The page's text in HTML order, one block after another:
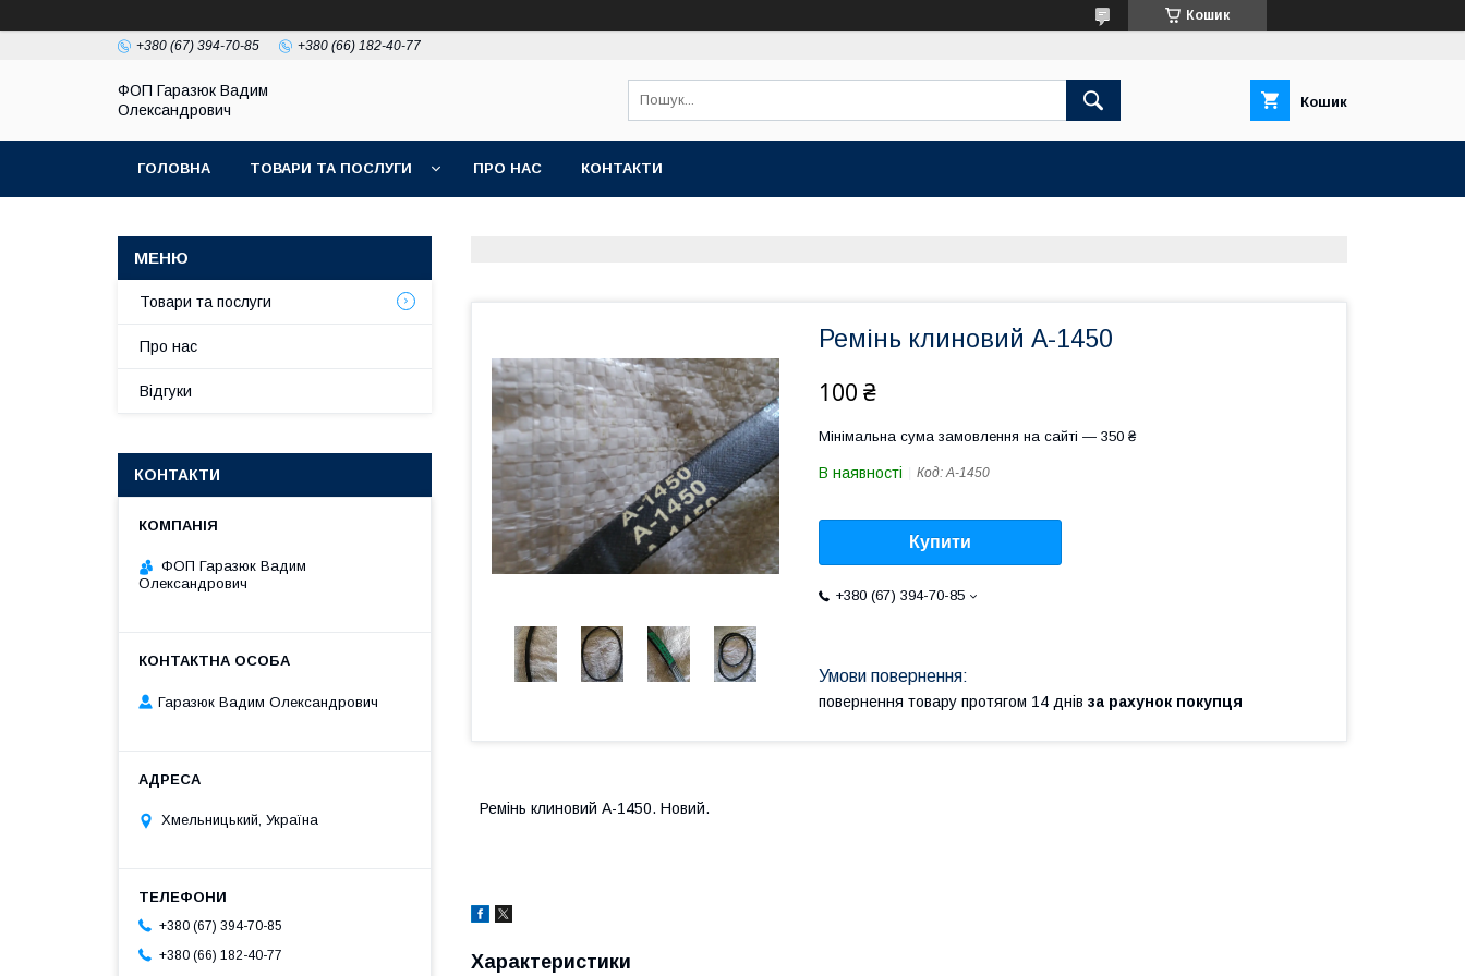
Кошик
+380 (67) 394-70-85 +380 (66) 182-40-77
ФОП Гаразюк Вадим
Олександрович
Кошик
ГОЛОВНА ТОВАРИ ТА ПОСЛУГИ ПРО НАС КОНТАКТИ
Ремінь клиновий А-1450
100 ₴
Мінімальна сума замовлення на сайті — 350 ₴
В наявності Код:А-1450
Купити
+380 (67) 394-70-85
повернення товару протягом 14 днів за рахунок покупця
Ремінь клиновий А-1450. Новий.
Характеристики
Товари та послуги
Про нас
Відгуки
КОНТАКТИ
ФОП Гаразюк Вадим
Олександрович
Гаразюк Вадим Олександрович
Хмельницький, Україна
+380 (67) 394-70-85
+380 (66) 182-40-77